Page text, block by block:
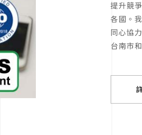
提升競
各國。
同心協
台南市